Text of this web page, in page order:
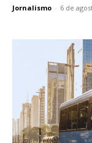
Jornalismo - 6 de